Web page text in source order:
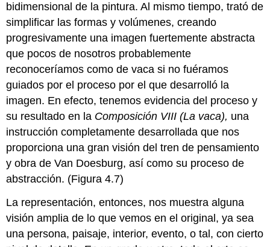
bidimensional de la pintura. Al mismo tiempo, trató de
simplificar las formas y volúmenes, creando
progresivamente una imagen fuertemente abstracta
que pocos de nosotros probablemente
reconoceríamos como de vaca si no fuéramos
guiados por el proceso por el que desarrolló la
imagen. En efecto, tenemos evidencia del proceso y
su resultado en la Composición VIII (La vaca), una
instrucción completamente desarrollada que nos
proporciona una gran visión del tren de pensamiento
y obra de Van Doesburg, así como su proceso de
abstracción. (Figura 4.7)
La representación, entonces, nos muestra alguna
visión amplia de lo que vemos en el original, ya sea
una persona, paisaje, interior, evento, o tal, con cierto